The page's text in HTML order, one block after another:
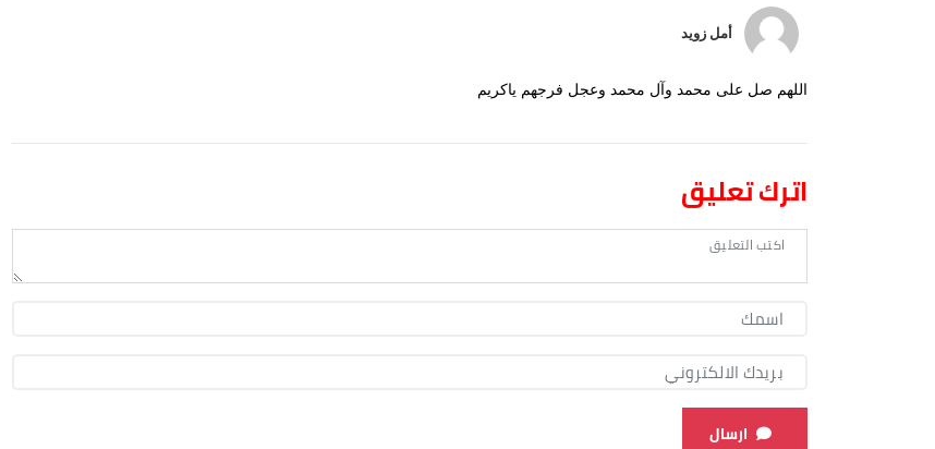
أمل زويد
اللهم صل على محمد وآل محمد وعجل فرجهم ياكريم
اترك تعليق
ارسال